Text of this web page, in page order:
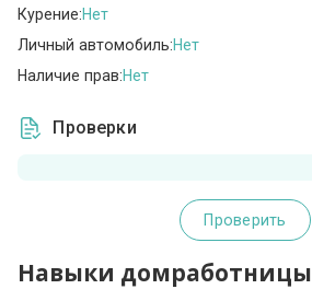
Курение:Нет
Личный автомобиль:Нет
Наличие прав:Нет
Проверки
Проверить
Навыки домработницы